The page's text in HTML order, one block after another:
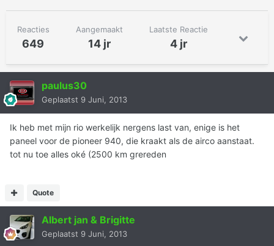
Reacties
649
Aangemaakt
14 jr
Laatste Reactie
4 jr
paulus30
Geplaatst 9 Juni, 2013
Ik heb met mijn rio werkelijk nergens last van, enige is het
paneel voor de pioneer 940, die kraakt als de airco aanstaat.
tot nu toe alles oké (2500 km grereden
Quote
Albert jan & Brigitte
Geplaatst 9 Juni, 2013